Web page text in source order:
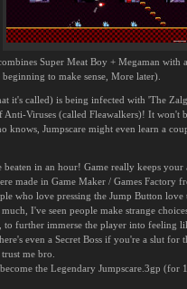
Super Meat Boy + Megaman
to make sense, More later).
it's called) is being infected with 'The
Viruses (called Fleawalkers)! It won't
Jumpscare might even learn a
in an hour! Game really keeps
made in Game Maker / Games Factory
who love pressing the Jump Button love
I've seen people make strange
to further immerse the player into feeling
even a Secret Boss if you're a slut for
me bro.
the Legendary Jumpscare.3gp